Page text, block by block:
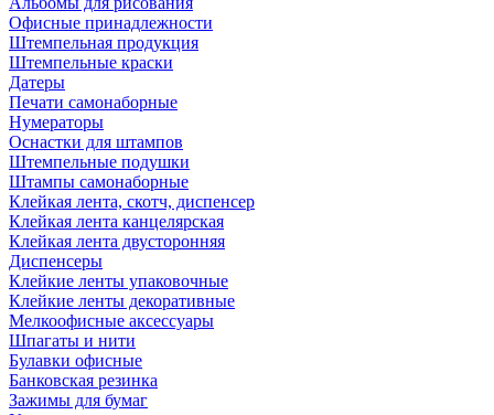
Офисные принадлежности
Штемпельная продукция
Штемпельные краски
Датеры
Печати самонаборные
Нумераторы
Оснастки для штампов
Штемпельные подушки
Штампы самонаборные
Клейкая лента, скотч, диспенсер
Клейкая лента канцелярская
Клейкая лента двусторонняя
Диспенсеры
Клейкие ленты упаковочные
Клейкие ленты декоративные
Мелкоофисные аксессуары
Шпагаты и нити
Булавки офисные
Банковская резинка
Зажимы для бумаг